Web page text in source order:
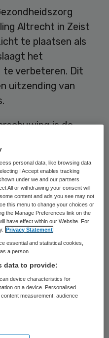
Altrecht in Zeist
te plaatsen als
het
te verbeteren. Dit
uitzending van
is de
de casus
doorArgos.
vanwege
onbegeleid naar
pleegde. De
‘onnavolgbaar’.
zijn er bij de
rondom
personal data, like browsing data
I Accept enables tracking
under we and our partners
All or withdrawing your consent will
content and ads you see may not
this menu to change your choices or
the Manage Preferences link on the
have effect within our Website. For
Privacy Statement
essential and statistical cookies,
a person
data to provide:
device characteristics for
on a device. Personalised
measurement, audience